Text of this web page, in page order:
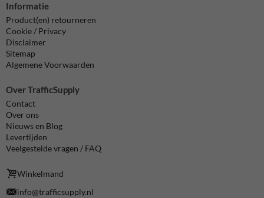
Informatie
Product(en) retourneren
Cookie / Privacy
Disclaimer
Sitemap
Algemene Voorwaarden
Over TrafficSupply
Contact
Over ons
Nieuws en Blog
Levertijden
Veelgestelde vragen / FAQ
Winkelmand
info@trafficsupply.nl